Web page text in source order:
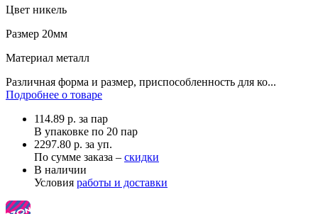
Цвет никель
Размер 20мм
Материал металл
Различная форма и размер, приспособленность для ко...
Подробнее о товаре
114.89 р. за пар
В упаковке по 20 пар
2297.80 р. за уп.
По сумме заказа – скидки
В наличии
Условия работы и доставки